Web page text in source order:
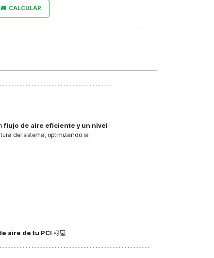
CALCULAR
flujo de aire eficiente y un nivel
del sistema, optimizando la
aire de tu PC! 💨💻